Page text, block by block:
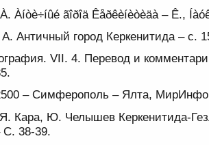
Àíòè÷íûé ãîðîä Êåðêèíèòèäà – Ê.,
Античный город Керкенитида – с.
VII. 4. Перевод и
– Симферополь – Ялта,
Кара, Ю. Челышев Керкенитида-
С. 38-39.